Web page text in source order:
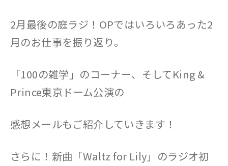
2月最後の庭ラジ！OPではいろいろあった2
月のお仕事を振り返り。
「100の雑学」のコーナー、そしてKing &
Prince東京ドーム公演の
感想メールもご紹介していきます！
さらに！新曲「Waltz for Lily」のラジオ初